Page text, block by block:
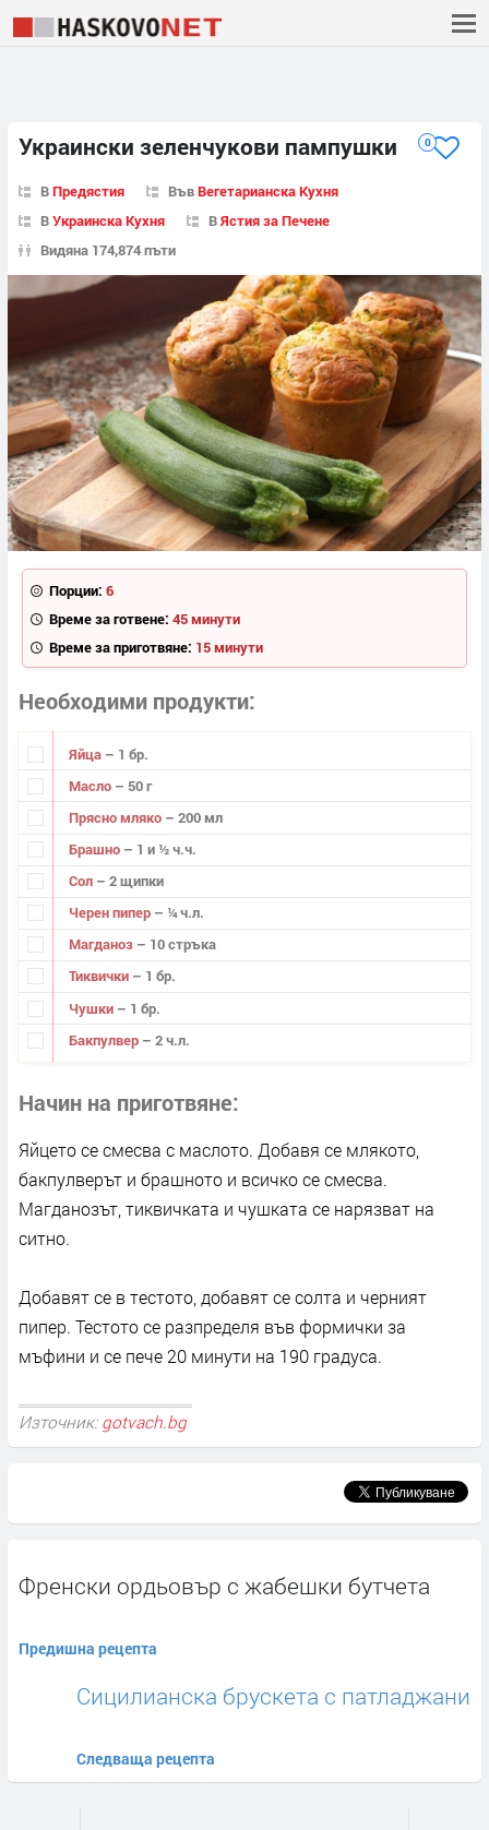
Украински зеленчукови пампушки 0
ВПредястия ВъвВегетарианска Кухня
ВУкраинска Кухня ВЯстия за Печене
Видяна 174,874 пъти
Порции: 6
Време за готвене: 45 минути
Време за приготвяне: 15 минути
Необходими продукти
Яйца – 1 бр.
Масло – 50 г
Прясно мляко – 200 мл
Брашно – 1 и ½ ч.ч.
Сол – 2 щипки
Черен пипер – ¼ ч.л.
Магданоз – 10 стръка
Тиквички – 1 бр.
Чушки – 1 бр.
Бакпулвер – 2 ч.л.
Начин на приготвяне
Яйцето се смесва с маслото. Добавя се млякото,
бакпулверът и брашното и всичко се смесва.
Магданозът, тиквичката и чушката се нарязват на
ситно.
Добавят се в тестото, добавят се солта и черният
пипер. Тестото се разпределя във формички за
мъфини и се пече 20 минути на 190 градуса.
Източник: gotvach.bg
Френски ордьовър с жабешки бутчета
Предишна рецепта
Сицилианска брускета с патладжани
Следваща рецепта